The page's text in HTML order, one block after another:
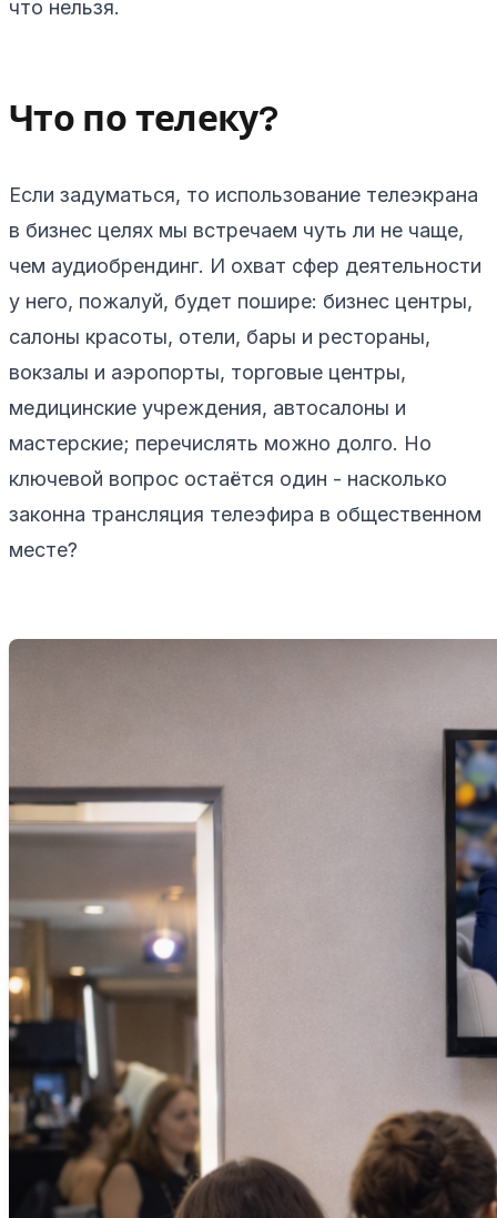
что нельзя.
Что по телеку?
Если задуматься, то использование телеэкрана
в бизнес целях мы встречаем чуть ли не чаще,
чем аудиобрендинг. И охват сфер деятельности
у него, пожалуй, будет пошире: бизнес центры,
салоны красоты, отели, бары и рестораны,
вокзалы и аэропорты, торговые центры,
медицинские учреждения, автосалоны и
мастерские; перечислять можно долго. Но
ключевой вопрос остаётся один - насколько
законна трансляция телеэфира в общественном
месте?